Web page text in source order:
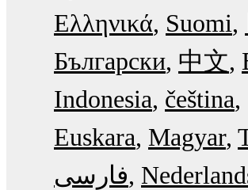
Ελληνικά Suomi
Български 中文
Indonesia čeština
Euskara Magyar
فارسی